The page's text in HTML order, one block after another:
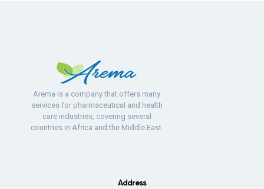
Arema is a company that offers many
services for pharmaceutical and health
care industries, covering several
countries in Africa and the Middle East.
Address